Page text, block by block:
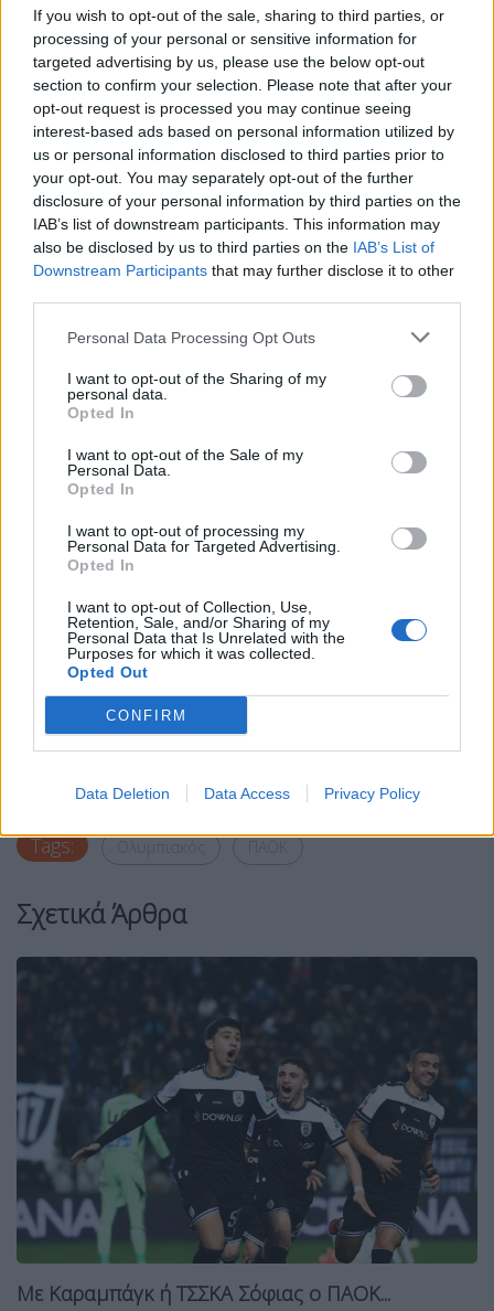
If you wish to opt-out of the sale, sharing to third parties, or
processing of your personal or sensitive information for
targeted advertising by us, please use the below opt-out
section to confirm your selection. Please note that after your
opt-out request is processed you may continue seeing
interest-based ads based on personal information utilized by
us or personal information disclosed to third parties prior to
your opt-out. You may separately opt-out of the further
disclosure of your personal information by third parties on the
IAB’s list of downstream participants. This information may
also be disclosed by us to third parties on the IAB’s List of
Downstream Participants that may further disclose it to other
Personal Data Processing Opt Outs
I want to opt-out of the Sharing of my
personal data.
Opted In
I want to opt-out of the Sale of my
Personal Data.
Opted In
I want to opt-out of processing my
Personal Data for Targeted Advertising.
Opted In
I want to opt-out of Collection, Use,
Retention, Sale, and/or Sharing of my
Personal Data that Is Unrelated with the
Purposes for which it was collected.
Opted Out
CONFIRM
Data Deletion Data Access Privacy Policy
ξαναβιώσουν τέτοια απαράδεκτη φιλοξενία.
Κι επειδή είμαστε βέβαιοι ότι δεν τους ενδιαφέρει
να προκαλέσουν τιμωρία έδρας και η ανακοίνωσή
τους είναι αποτέλεσμα του τρόμου που βίωσαν
και όχι μια ακόμη φαντασίωση, καλούμε τον
αθλητικό δικαστή να ζητήσει και να δει όλα τα
βίντεο από το κλειστό κύκλωμα του γηπέδου, το
οποίο λειτουργεί κανονικά.
Υ.Γ. Όσα επισημαίνουν για την ατμόσφαιρα της
Τούμπας όλοι οι ουδέτεροι παρατηρητές είναι μια
τιμωρία ο ΠΑΟΚ. Είναι εξάλλου γνωστό ότι ο κ.
Ιβάν Σαββίδης κατέχει το μονοπώλιο διανομής
του Τύπου, το 80% εφημερίδων, το συνδρομητικό
κανάλι που πληρώνει τις περισσότερες ομάδες και
αθλητικού τύπου. Καλούμε τους απλούς
φιλάθλους να αγνοήσουν όσα βλέπουν με τα
μάτια τους και να πιστέψουν όσα καταγγέλλει ο
Ολυμπιακός, μια ομάδα που ουδέποτε προκαλεί ή
ραίνει με τοξικότητα τον ελληνικό αθλητισμό.
Facebook Share on X
Copy Link
Tags:
Σχετικά Άρθρα
Με Καραμπάγκ ή ΤΣΣΚΑ Σόφιας ο ΠΑΟΚ...